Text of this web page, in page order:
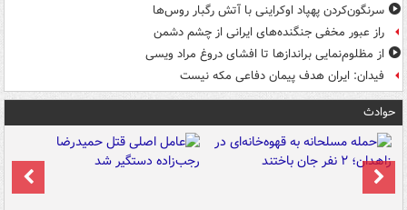
سرنگون‌کردن پهپاد اوکراینی با آتش رگبار روس‌ها
راز عبور مخفی جنگنده‌های ایرانی از چشم دشمن
از مظلوم‌نمایی براندازها تا افشای دروغ مراد ویسی
فیدان: ایران هدف پیمان دفاعی مکه نیست
حوادث